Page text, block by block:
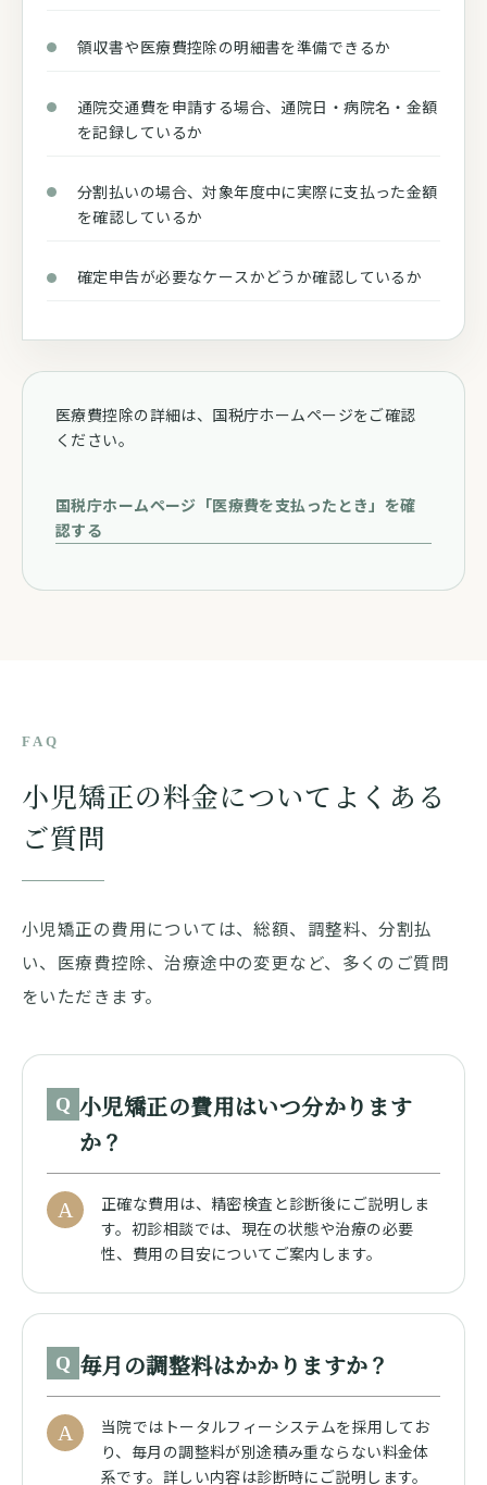
領収書や医療費控除の明細書を準備できるか
通院交通費を申請する場合、通院日・病院名・金額
を記録しているか
分割払いの場合、対象年度中に実際に支払った金額
を確認しているか
確定申告が必要なケースかどうか確認しているか
医療費控除の詳細は、国税庁ホームページをご確認
ください。
国税庁ホームページ「医療費を支払ったとき」を確
認する
FAQ
小児矯正の料金についてよくある
ご質問
小児矯正の費用については、総額、調整料、分割払
い、医療費控除、治療途中の変更など、多くのご質問
をいただきます。
Q 小児矯正の費用はいつ分かります
か？
A
正確な費用は、精密検査と診断後にご説明しま
す。初診相談では、現在の状態や治療の必要
性、費用の目安についてご案内します。
Q 毎月の調整料はかかりますか？
A
当院ではトータルフィーシステムを採用してお
り、毎月の調整料が別途積み重ならない料金体
系です。詳しい内容は診断時にご説明します。